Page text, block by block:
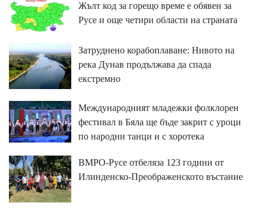
Жълт код за горещо време е обявен за
Русе и още четири области на страната
Затруднено корабоплаване: Нивото на
река Дунав продължава да спада
екстремно
Международният младежки фолклорен
фестивал в Бяла ще бъде закрит с уроци
по народни танци и с хоротека
ВМРО-Русе отбеляза 123 години от
Илинденско-Преображенското въстание